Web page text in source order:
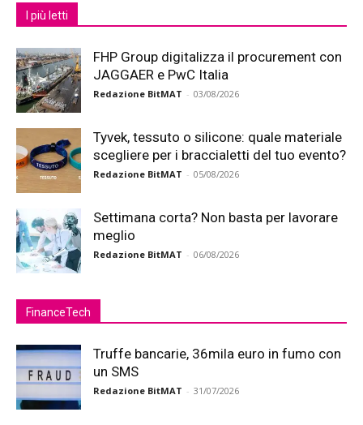
I più letti
FHP Group digitalizza il procurement con
JAGGAER e PwC Italia
Redazione BitMAT - 03/08/2026
Tyvek, tessuto o silicone: quale materiale
scegliere per i braccialetti del tuo evento?
Redazione BitMAT - 05/08/2026
Settimana corta? Non basta per lavorare
meglio
Redazione BitMAT - 06/08/2026
FinanceTech
Truffe bancarie, 36mila euro in fumo con
un SMS
Redazione BitMAT - 31/07/2026